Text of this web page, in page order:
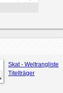
Skat - Weltrangliste
Titelträger